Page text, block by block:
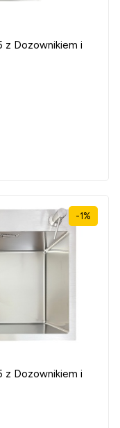
z Dozownikiem i
-1%
z Dozownikiem i